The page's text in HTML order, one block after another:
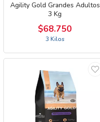
Agility Gold Grandes Adultos
3 Kg
$68.750
3 Kilos